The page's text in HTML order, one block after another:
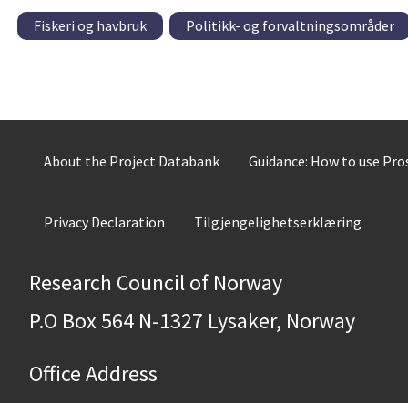
Fiskeri og havbruk Politikk- og forvaltningsområder
About the Project Databank Guidance: How to use
Privacy Declaration Tilgjengelighetserklæring
Research Council of Norway
P.O Box 564 N-1327 Lysaker, Norway
Office Address